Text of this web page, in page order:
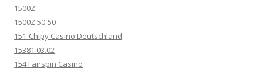
1500Z
1500Z 50-50
151-Chipy Casino Deutschland
15381 03.02
154 Fairspin Casino